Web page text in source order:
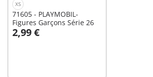
XS
71605 - PLAYMOBIL-
Figures Garçons Série 26
2,99 €